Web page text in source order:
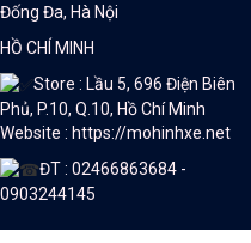
Đống Đa, Hà Nội
HỒ CHÍ MINH
Store : Lầu 5, 696 Điện Biên
Phủ, P.10, Q.10, Hồ Chí Minh
Website : https://mohinhxe.net
ĐT : 02466863684 -
0903244145